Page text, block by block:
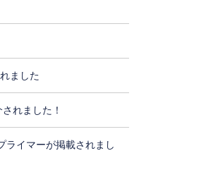
ました
れました！
ライマーが掲載されまし